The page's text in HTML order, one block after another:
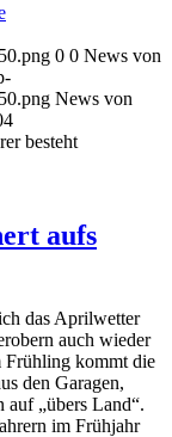
0 0 News von
News von
besteht
aufs
das Aprilwetter
auch wieder
Frühling kommt die
den Garagen,
auf „übers Land“.
im Frühjahr